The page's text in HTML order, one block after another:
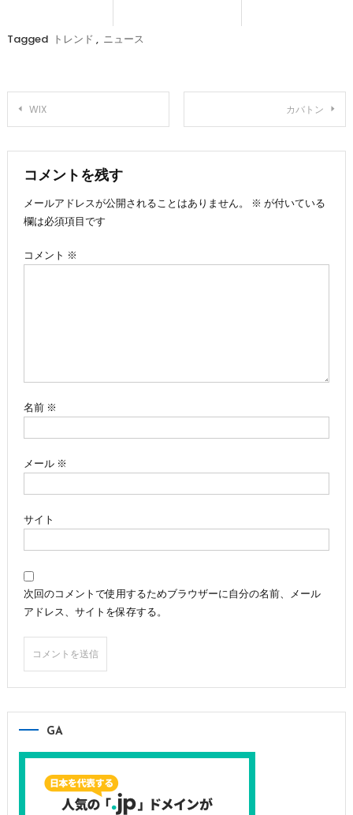
Tagged トレンド , ニュース
投
稿
ナ
ビ
ゲ
WIX カバトン
コメントを残す
メールアドレスが公開されることはありません。
※ が付いている
欄は必須項目です
コメント ※
名前 ※
メール ※
サイト
次回のコメントで使用するためブラウザーに自分の名前、メール
アドレス、サイトを保存する。
GA